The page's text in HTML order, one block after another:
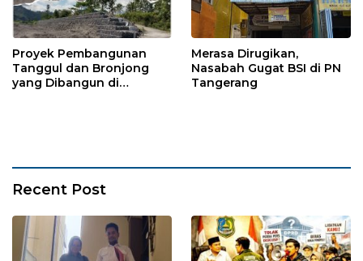
Proyek Pembangunan
Tanggul dan Bronjong
yang Dibangun di
Merasa Dirugikan,
Nasabah Gugat BSI di PN
Tangerang
Recent Post